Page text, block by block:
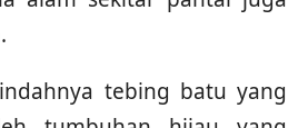
tebing batu yang